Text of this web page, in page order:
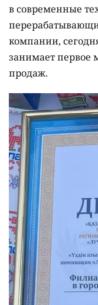
в современные
компании,
занимает первое
продаж.